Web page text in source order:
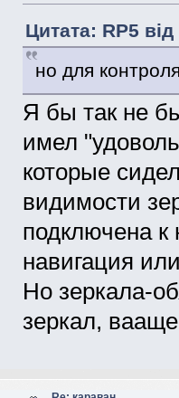
Цитата: RP5
но для
Я бы так не
имел
которые
видимости
подключена к
навигация
Но зеркала-
зеркал,